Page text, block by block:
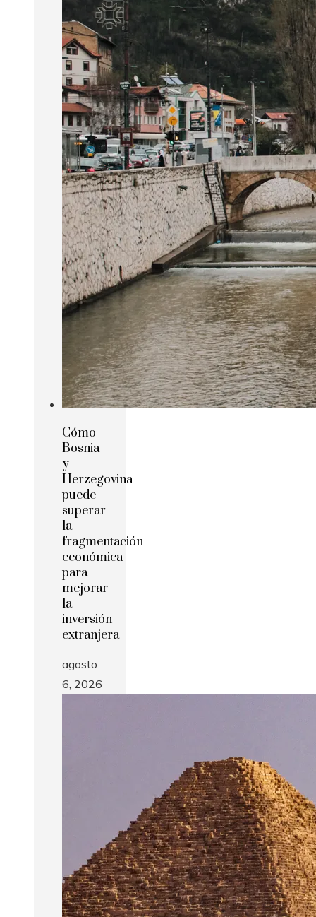
Cómo
Bosnia
y
Herzegovina
puede
superar
la
fragmentación
económica
para
mejorar
la
inversión
extranjera
agosto
6, 2026